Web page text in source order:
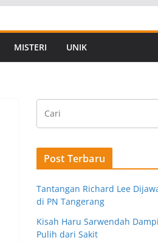
MISTERI UNIK
Post Terbaru
Tantangan Richard Lee
di PN Tangerang
Kisah Haru Sarwendah
Pulih dari Sakit